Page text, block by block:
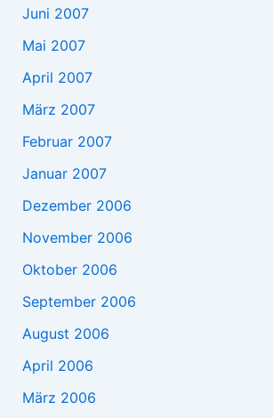
Juni 2007
Mai 2007
April 2007
März 2007
Februar 2007
Januar 2007
Dezember 2006
November 2006
Oktober 2006
September 2006
August 2006
April 2006
März 2006